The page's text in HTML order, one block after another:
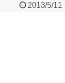
2013/5/11